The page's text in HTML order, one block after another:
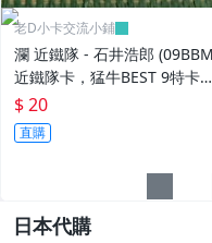
老D小卡交流小鋪
瀾 近鐵隊 - 石井浩郎 (09BBM
近鐵隊卡，猛牛BEST 9特卡，
NO.B3) 狼主
$ 20
直購
日本代購